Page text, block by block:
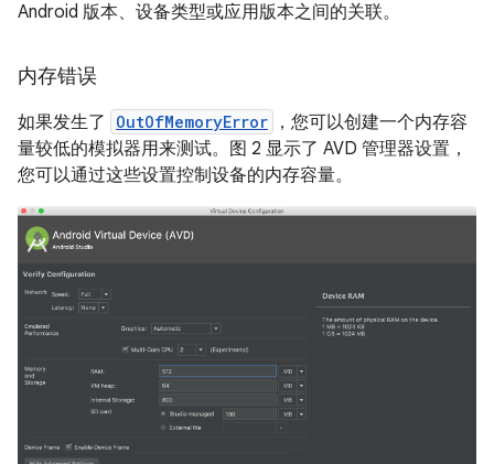
Android 版本、设备类型或应用版本之间的关联。
内存错误
如果发生了 OutOfMemoryError
，您可以创建一个内存容
量较低的模拟器用来测试。图 2 显示了 AVD 管理器设置，
您可以通过这些设置控制设备的内存容量。